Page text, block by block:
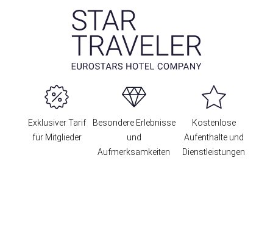
Exklusiver Tarif
für Mitglieder
Besondere Erlebnisse
und
Aufmerksamkeiten
Kostenlose
Aufenthalte und
Dienstleistungen